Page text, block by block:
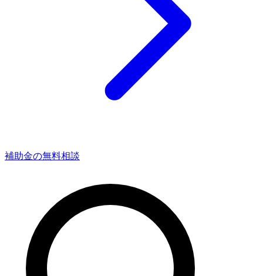
補助金の無料相談